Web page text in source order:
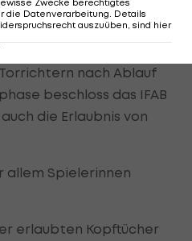
und der
nach Ablauf
beschloss das IFAB
die Erlaubnis von
allem Spielerinnen
erlaubten Kopftücher
die Datenverarbeitung. Details
auszuüben, sind hier